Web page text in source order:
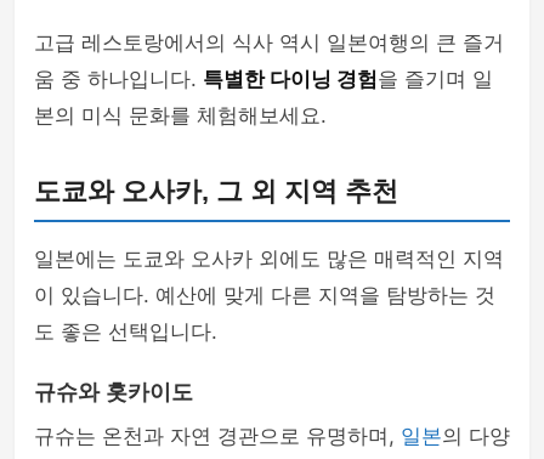
고급 레스토랑에서의 식사 역시 일본여행의 큰 즐거
움 중 하나입니다. 특별한 다이닝 경험을 즐기며 일
본의 미식 문화를 체험해보세요.
도쿄와 오사카, 그 외 지역 추천
일본에는 도쿄와 오사카 외에도 많은 매력적인 지역
이 있습니다. 예산에 맞게 다른 지역을 탐방하는 것
도 좋은 선택입니다.
규슈와 홋카이도
규슈는 온천과 자연 경관으로 유명하며, 일본의 다양